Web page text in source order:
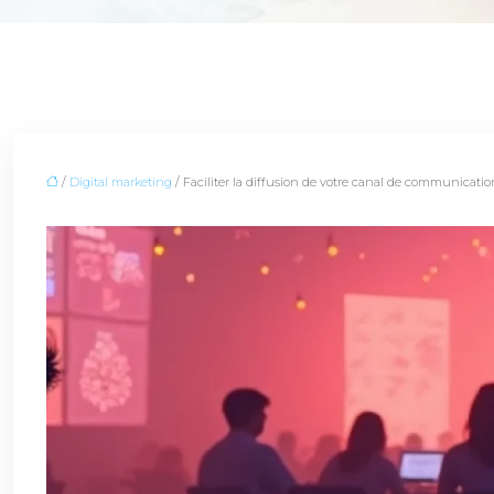
/ Digital marketing / Faciliter la diffusion de votre canal de